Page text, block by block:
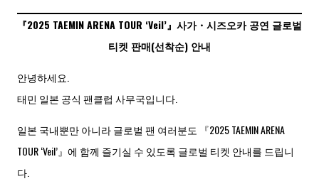
『2025 TAEMIN ARENA TOUR ‘Veil’』사가・시즈오카 공연 글로벌
티켓 판매(선착순) 안내
안녕하세요.
태민 일본 공식 팬클럽 사무국입니다.
일본 국내뿐만 아니라 글로벌 팬 여러분도 『2025 TAEMIN ARENA
TOUR ‘Veil’』에 함께 즐기실 수 있도록 글로벌 티켓 안내를 드립니
다.